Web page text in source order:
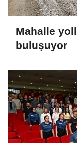
Mahalle
buluşuyor